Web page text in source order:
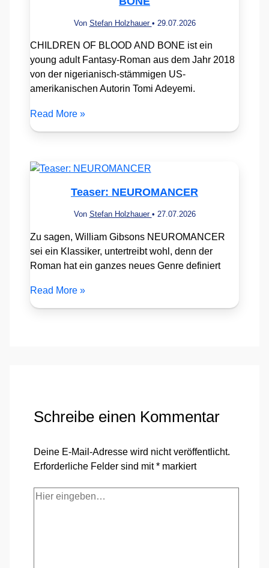
Von Stefan Holzhauer • 29.07.2026
CHILDREN OF BLOOD AND BONE ist ein
young adult Fantasy-Roman aus dem Jahr 2018
von der nigerianisch-stämmigen US-
amerikanischen Autorin Tomi Adeyemi.
Read More »
Teaser: NEUROMANCER
Von Stefan Holzhauer • 27.07.2026
Zu sagen, William Gibsons NEUROMANCER
sei ein Klassiker, untertreibt wohl, denn der
Roman hat ein ganzes neues Genre definiert
Read More »
Schreibe einen Kommentar
Deine E-Mail-Adresse wird nicht veröffentlicht.
Erforderliche Felder sind mit* markiert
Hier